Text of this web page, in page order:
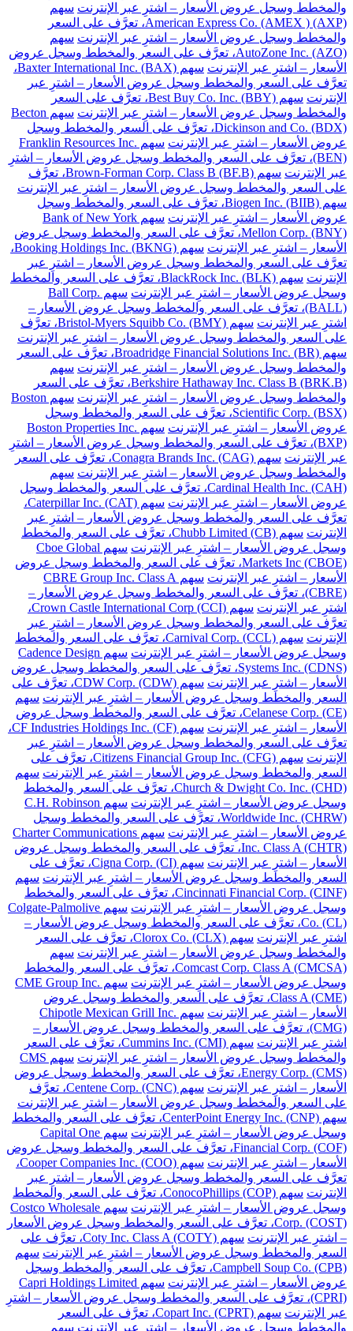
والمخطط وسجل عروض الأسعار – اشترِ عبر الإنترنت سهم
American Express Co. (AMEX ) (AXP)، تعرَّف على السعر
والمخطط وسجل عروض الأسعار – اشترِ عبر الإنترنت سهم
AutoZone Inc. (AZO)، تعرَّف على السعر والمخطط وسجل عروض
الأسعار – اشترِ عبر الإنترنت
سهم Baxter International Inc. (BAX)،
تعرَّف على السعر والمخطط وسجل عروض الأسعار – اشترِ عبر
الإنترنت
سهم Best Buy Co. Inc. (BBY)، تعرَّف على السعر
والمخطط وسجل عروض الأسعار – اشترِ عبر الإنترنت
سهم Becton
Dickinson and Co. (BDX)، تعرَّف على السعر والمخطط وسجل
عروض الأسعار – اشترِ عبر الإنترنت
سهم Franklin Resources Inc.
(BEN)، تعرَّف على السعر والمخطط وسجل عروض الأسعار – اشترِ
عبر الإنترنت
سهم Brown-Forman Corp. Class B (BF.B)، تعرَّف
على السعر والمخطط وسجل عروض الأسعار – اشترِ عبر الإنترنت
سهم Biogen Inc. (BIIB)، تعرَّف على السعر والمخطط وسجل
عروض الأسعار – اشترِ عبر الإنترنت
سهم Bank of New York
Mellon Corp. (BNY)، تعرَّف على السعر والمخطط وسجل عروض
الأسعار – اشترِ عبر الإنترنت
سهم Booking Holdings Inc. (BKNG)،
تعرَّف على السعر والمخطط وسجل عروض الأسعار – اشترِ عبر
الإنترنت
سهم BlackRock Inc. (BLK)، تعرَّف على السعر والمخطط
وسجل عروض الأسعار – اشترِ عبر الإنترنت
سهم Ball Corp.
(BALL)، تعرَّف على السعر والمخطط وسجل عروض الأسعار –
اشترِ عبر الإنترنت
سهم Bristol-Myers Squibb Co. (BMY)، تعرَّف
على السعر والمخطط وسجل عروض الأسعار – اشترِ عبر الإنترنت
سهم Broadridge Financial Solutions Inc. (BR)، تعرَّف على السعر
والمخطط وسجل عروض الأسعار – اشترِ عبر الإنترنت سهم
Berkshire Hathaway Inc. Class B (BRK.B)، تعرَّف على السعر
والمخطط وسجل عروض الأسعار – اشترِ عبر الإنترنت
سهم Boston
Scientific Corp. (BSX)، تعرَّف على السعر والمخطط وسجل
عروض الأسعار – اشترِ عبر الإنترنت
سهم Boston Properties Inc.
(BXP)، تعرَّف على السعر والمخطط وسجل عروض الأسعار – اشترِ
عبر الإنترنت
سهم Conagra Brands Inc. (CAG)، تعرَّف على السعر
والمخطط وسجل عروض الأسعار – اشترِ عبر الإنترنت سهم
Cardinal Health Inc. (CAH)، تعرَّف على السعر والمخطط وسجل
عروض الأسعار – اشترِ عبر الإنترنت
سهم Caterpillar Inc. (CAT)،
تعرَّف على السعر والمخطط وسجل عروض الأسعار – اشترِ عبر
الإنترنت
سهم Chubb Limited (CB)، تعرَّف على السعر والمخطط
وسجل عروض الأسعار – اشترِ عبر الإنترنت
سهم Cboe Global
Markets Inc (CBOE)، تعرَّف على السعر والمخطط وسجل عروض
الأسعار – اشترِ عبر الإنترنت
سهم CBRE Group Inc. Class A
(CBRE)، تعرَّف على السعر والمخطط وسجل عروض الأسعار –
اشترِ عبر الإنترنت
سهم Crown Castle International Corp (CCI)،
تعرَّف على السعر والمخطط وسجل عروض الأسعار – اشترِ عبر
الإنترنت
سهم Carnival Corp. (CCL)، تعرَّف على السعر والمخطط
وسجل عروض الأسعار – اشترِ عبر الإنترنت
سهم Cadence Design
Systems Inc. (CDNS)، تعرَّف على السعر والمخطط وسجل عروض
الأسعار – اشترِ عبر الإنترنت
سهم CDW Corp. (CDW)، تعرَّف على
السعر والمخطط وسجل عروض الأسعار – اشترِ عبر الإنترنت سهم
Celanese Corp. (CE)، تعرَّف على السعر والمخطط وسجل عروض
الأسعار – اشترِ عبر الإنترنت
سهم CF Industries Holdings Inc. (CF)،
تعرَّف على السعر والمخطط وسجل عروض الأسعار – اشترِ عبر
الإنترنت
سهم Citizens Financial Group Inc. (CFG)، تعرَّف على
السعر والمخطط وسجل عروض الأسعار – اشترِ عبر الإنترنت سهم
Church & Dwight Co. Inc. (CHD)، تعرَّف على السعر والمخطط
وسجل عروض الأسعار – اشترِ عبر الإنترنت
سهم C.H. Robinson
Worldwide Inc. (CHRW)، تعرَّف على السعر والمخطط وسجل
عروض الأسعار – اشترِ عبر الإنترنت
سهم Charter Communications
Inc. Class A (CHTR)، تعرَّف على السعر والمخطط وسجل عروض
الأسعار – اشترِ عبر الإنترنت
سهم Cigna Corp. (CI)، تعرَّف على
السعر والمخطط وسجل عروض الأسعار – اشترِ عبر الإنترنت سهم
Cincinnati Financial Corp. (CINF)، تعرَّف على السعر والمخطط
وسجل عروض الأسعار – اشترِ عبر الإنترنت
سهم Colgate-Palmolive
Co. (CL)، تعرَّف على السعر والمخطط وسجل عروض الأسعار –
اشترِ عبر الإنترنت
سهم Clorox Co. (CLX)، تعرَّف على السعر
والمخطط وسجل عروض الأسعار – اشترِ عبر الإنترنت سهم
Comcast Corp. Class A (CMCSA)، تعرَّف على السعر والمخطط
وسجل عروض الأسعار – اشترِ عبر الإنترنت
سهم CME Group Inc.
Class A (CME)، تعرَّف على السعر والمخطط وسجل عروض
الأسعار – اشترِ عبر الإنترنت
سهم Chipotle Mexican Grill Inc.
(CMG)، تعرَّف على السعر والمخطط وسجل عروض الأسعار –
اشترِ عبر الإنترنت
سهم Cummins Inc. (CMI)، تعرَّف على السعر
والمخطط وسجل عروض الأسعار – اشترِ عبر الإنترنت
سهم CMS
Energy Corp. (CMS)، تعرَّف على السعر والمخطط وسجل عروض
الأسعار – اشترِ عبر الإنترنت
سهم Centene Corp. (CNC)، تعرَّف
على السعر والمخطط وسجل عروض الأسعار – اشترِ عبر الإنترنت
سهم CenterPoint Energy Inc. (CNP)، تعرَّف على السعر والمخطط
وسجل عروض الأسعار – اشترِ عبر الإنترنت
سهم Capital One
Financial Corp. (COF)، تعرَّف على السعر والمخطط وسجل عروض
الأسعار – اشترِ عبر الإنترنت
سهم Cooper Companies Inc. (COO)،
تعرَّف على السعر والمخطط وسجل عروض الأسعار – اشترِ عبر
الإنترنت
سهم ConocoPhillips (COP)، تعرَّف على السعر والمخطط
وسجل عروض الأسعار – اشترِ عبر الإنترنت
سهم Costco Wholesale
Corp. (COST)، تعرَّف على السعر والمخطط وسجل عروض الأسعار
– اشترِ عبر الإنترنت
سهم Coty Inc. Class A (COTY)، تعرَّف على
السعر والمخطط وسجل عروض الأسعار – اشترِ عبر الإنترنت سهم
Campbell Soup Co. (CPB)، تعرَّف على السعر والمخطط وسجل
عروض الأسعار – اشترِ عبر الإنترنت
سهم Capri Holdings Limited
(CPRI)، تعرَّف على السعر والمخطط وسجل عروض الأسعار – اشترِ
عبر الإنترنت
سهم Copart Inc. (CPRT)، تعرَّف على السعر
والمخطط وسجل عروض الأسعار – اشترِ عبر الإنترنت سهم